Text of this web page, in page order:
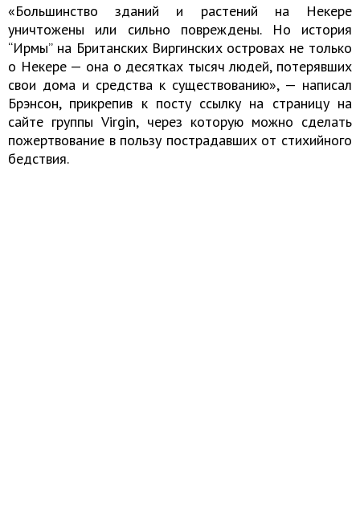
«Большинство зданий и растений на Некере
уничтожены или сильно повреждены. Но история
“Ирмы” на Британских Виргинских островах не только
о Некере — она о десятках тысяч людей, потерявших
свои дома и средства к существованию», — написал
Брэнсон, прикрепив к посту ссылку на страницу на
сайте группы Virgin, через которую можно сделать
пожертвование в пользу пострадавших от стихийного
бедствия.